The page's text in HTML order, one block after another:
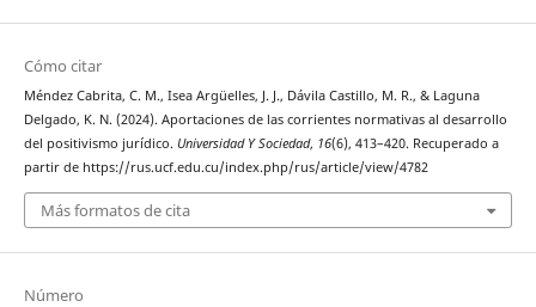
Cómo citar
Méndez Cabrita, C. M., Isea Argüelles, J. J., Dávila Castillo, M. R., & Laguna
Delgado, K. N. (2024). Aportaciones de las corrientes normativas al desarrollo
del positivismo jurídico. Universidad Y Sociedad, 16(6), 413–420. Recuperado a
partir de https://rus.ucf.edu.cu/index.php/rus/article/view/4782
Más formatos de cita
Número